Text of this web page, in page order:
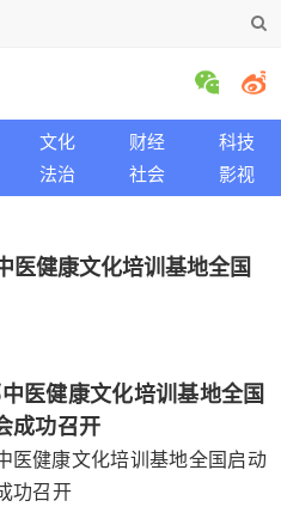
文化 财经
科技
法治 社会 影视
医健康文化培训基地全国
医健康文化培训基地全国
成功召开